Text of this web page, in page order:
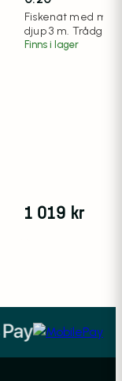
Fiskenät med
djup 3 m.
Finns i lager
1 019 kr